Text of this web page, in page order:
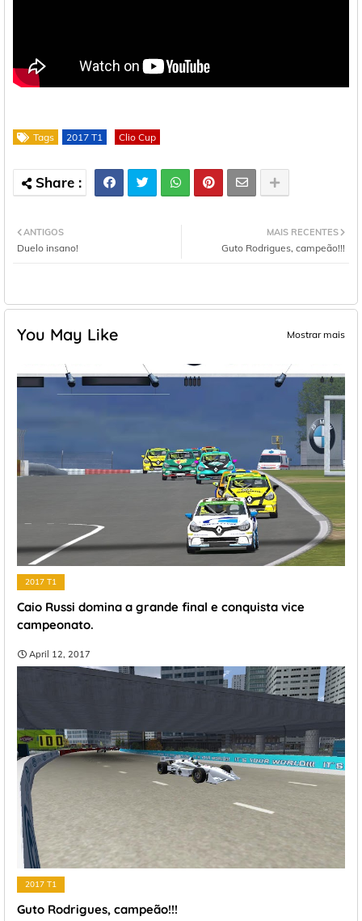
Tags 2017 T1 Clio Cup
MAIS RECENTES
Guto Rodrigues, campeão!!!
ANTIGOS
Duelo insano!
You May Like Mostrar mais
2017 T1
Caio Russi domina a grande final e conquista vice
campeonato.
April 12, 2017
2017 T1
Guto Rodrigues, campeão!!!